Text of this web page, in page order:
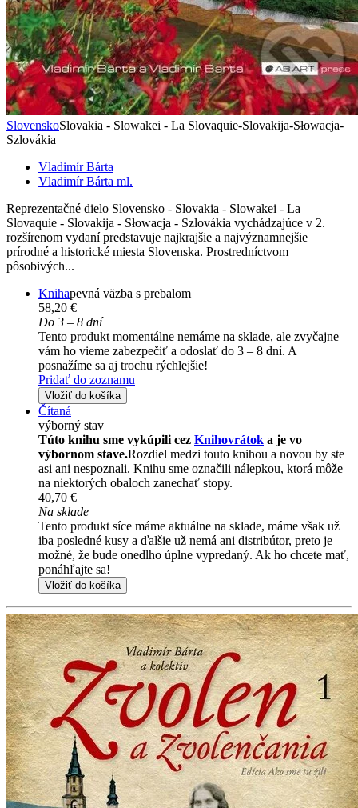
SlovenskoSlovakia - Slowakei - La Slovaquie-Slovakija-Słowacja-
Szlovákia
Vladimír Bárta
Vladimír Bárta ml.
Reprezentačné dielo Slovensko - Slovakia - Slowakei - La
Slovaquie - Slovakija - Słowacja - Szlovákia vychádzajúce v 2.
rozšírenom vydaní predstavuje najkrajšie a najvýznamnejšie
prírodné a historické miesta Slovenska. Prostredníctvom
pôsobivých...
Knihapevná väzba s prebalom
58,20 €
Do 3 – 8 dní
Tento produkt momentálne nemáme na sklade, ale zvyčajne
vám ho vieme zabezpečiť a odoslať do 3 – 8 dní. A
posnažíme sa aj trochu rýchlejšie!
Pridať do zoznamu
Vložiť do košíka
Čítaná
výborný stav
Túto knihu sme vykúpili cez Knihovrátok a je vo
výbornom stave.Rozdiel medzi touto knihou a novou by ste
asi ani nespoznali. Knihu sme označili nálepkou, ktorá môže
na niektorých obaloch zanechať stopy.
40,70 €
Na sklade
Tento produkt síce máme aktuálne na sklade, máme však už
iba posledné kusy a ďalšie už nemá ani distribútor, preto je
možné, že bude onedlho úplne vypredaný. Ak ho chcete mať,
ponáhľajte sa!
Vložiť do košíka